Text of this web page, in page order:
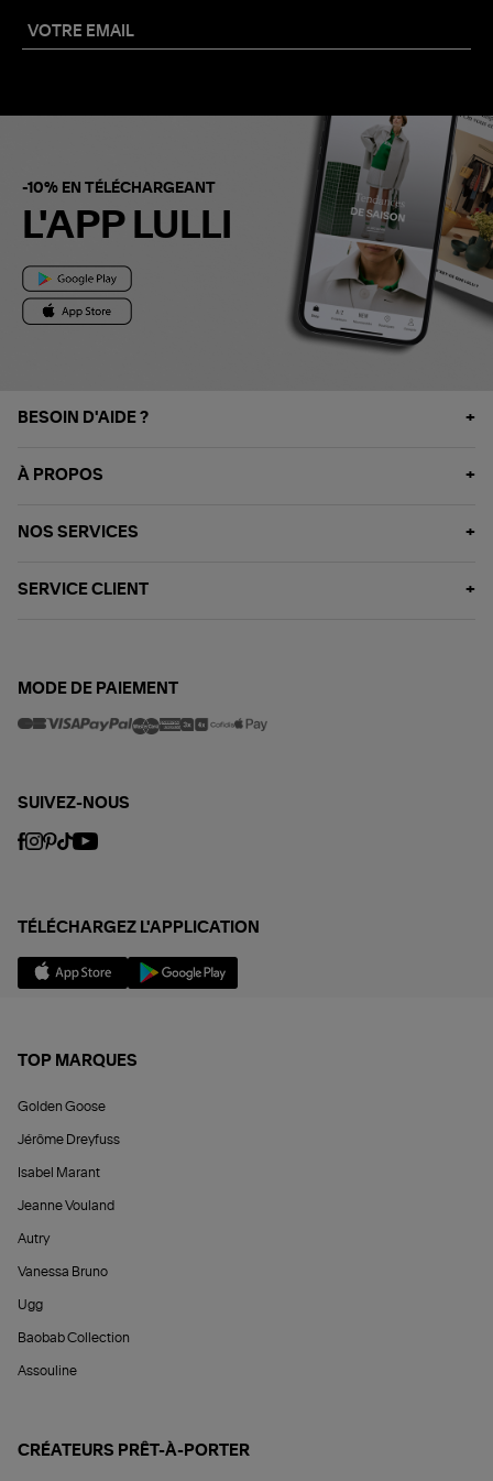
-10% EN TÉLÉCHARGEANT
L'APP LULLI
BESOIN D'AIDE ?
À PROPOS
NOS SERVICES
SERVICE CLIENT
MODE DE PAIEMENT
SUIVEZ-NOUS
TÉLÉCHARGEZ L'APPLICATION
TOP MARQUES
Golden Goose
Jérôme Dreyfuss
Isabel Marant
Jeanne Vouland
Autry
Vanessa Bruno
Ugg
Baobab Collection
Assouline
CRÉATEURS PRÊT-À-PORTER